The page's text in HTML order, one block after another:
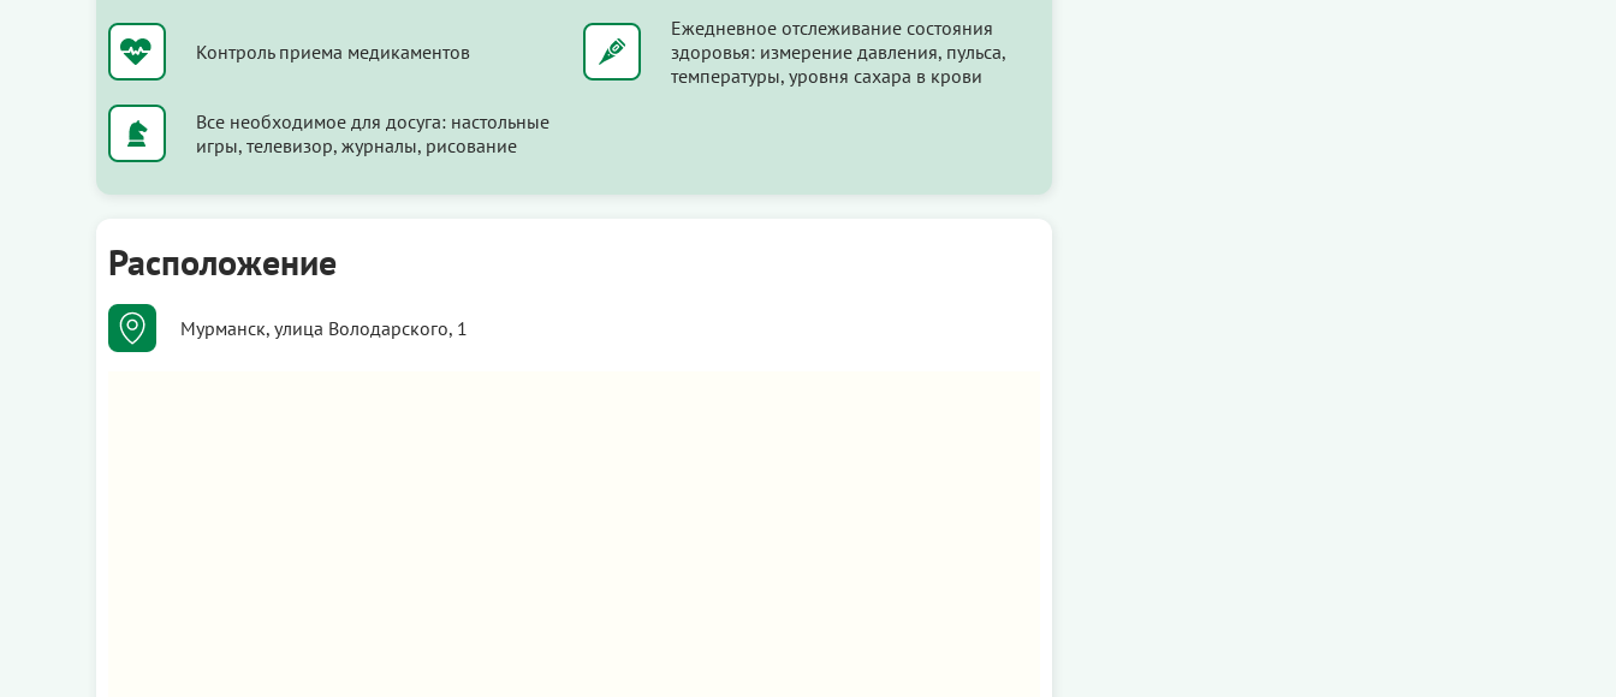
Контроль приема медикаментов
Ежедневное отслеживание состояния
здоровья: измерение давления, пульса,
температуры, уровня сахара в крови
Все необходимое для досуга: настольные
игры, телевизор, журналы, рисование
Расположение
Мурманск, улица Володарского, 1